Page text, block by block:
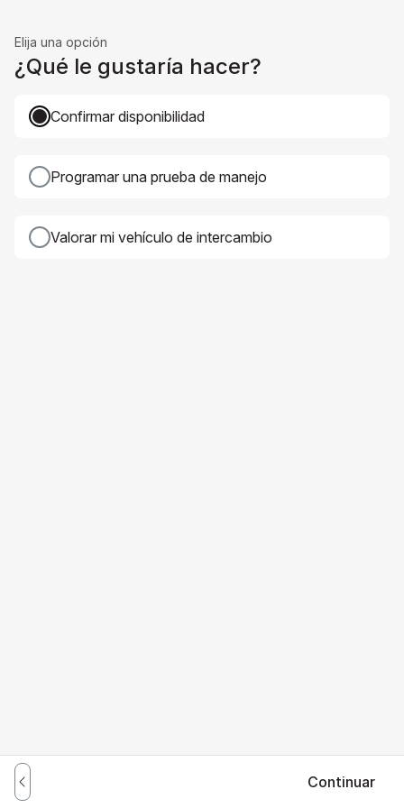
Elija una opción
¿Qué le gustaría hacer?
Confirmar disponibilidad
Programar una prueba de manejo
Valorar mi vehículo de intercambio
Continuar